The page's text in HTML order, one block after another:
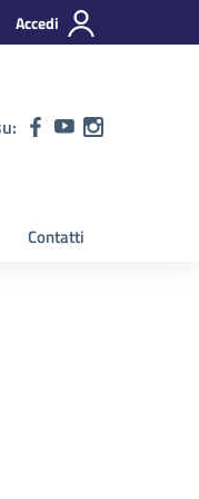
Accedi
Contatti